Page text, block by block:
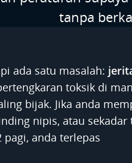
tanpa
ada satu masalah:
toksik di
bijak. Jika anda
nipis, atau sekadar
anda terlepas